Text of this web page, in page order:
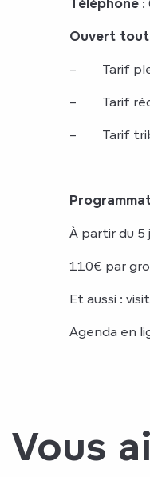
Téléphone :
Ouvert
– Tarif
– Tarif
– Tarif tribu
À partir du 5
110€ par
Et aussi :
Agenda en
Vous